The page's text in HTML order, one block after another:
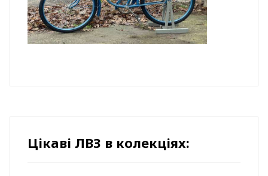
Цікаві ЛВЗ в колекціях: